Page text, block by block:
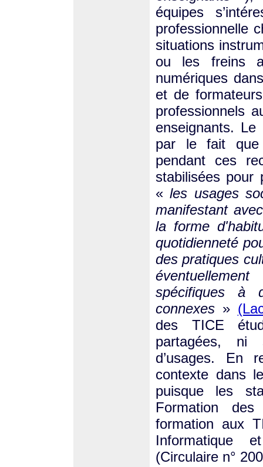
équipes
professionnelle
situations
ou les freins
numériques
et de
professionnels
enseignants. Le
par le fait que
pendant ces
stabilisées pour
«les usages
manifestant
la forme
quotidienneté
des pratiques
spécifiques à
connexes »
des TICE
partagées, ni
d’usages. En
contexte dans
puisque les
Formation
formation aux
Informatique
(Circulaire n°